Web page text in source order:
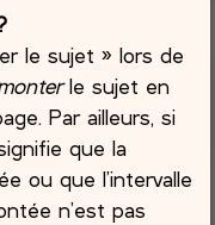
le sujet » lors de
le sujet en
Par ailleurs, si
que la
ou que l’intervalle
n’est pas